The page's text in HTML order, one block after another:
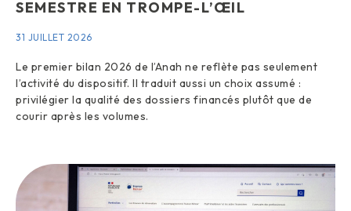
SEMESTRE EN TROMPE-L’ŒIL
31 JUILLET 2026
Le premier bilan 2026 de l’Anah ne reflète pas seulement
l’activité du dispositif. Il traduit aussi un choix assumé :
privilégier la qualité des dossiers financés plutôt que de
courir après les volumes.